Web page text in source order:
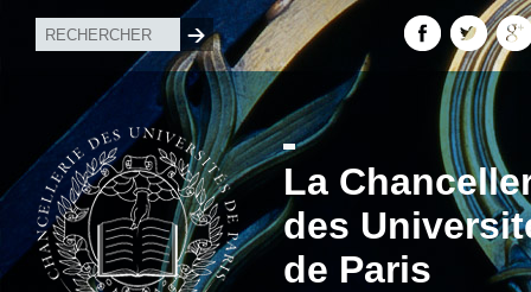
La
des
de Paris